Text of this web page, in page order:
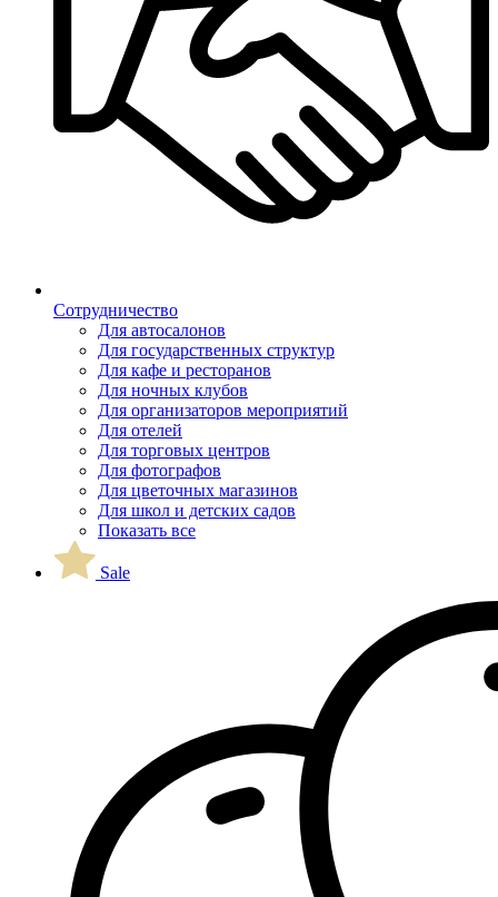
Сотрудничество
Для автосалонов
Для государственных структур
Для кафе и ресторанов
Для ночных клубов
Для организаторов мероприятий
Для отелей
Для торговых центров
Для фотографов
Для цветочных магазинов
Для школ и детских садов
Показать все
Sale